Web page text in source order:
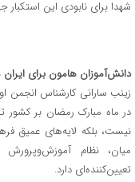
شهدا برای نابودی این
دانش‌آموزان هامون برای
زینب سارانی کارشناس انجمن
در ماه مبارک رمضان بر
نیست، بلکه لایه‌های عمیق
میان، نظام
تعیین‌کننده‌ای دارد.